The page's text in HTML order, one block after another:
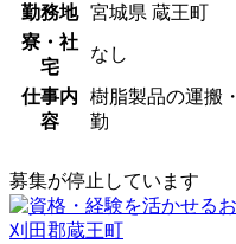
勤務地
宮城県 蔵王町
寮・社
宅
なし
仕事内
容
樹脂製品の運搬
勤
募集が停止しています